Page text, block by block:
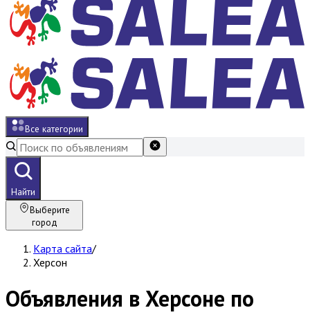
Все категории
Найти
Выберите
город
Карта сайта/
Херсон
Объявления в Херсоне по